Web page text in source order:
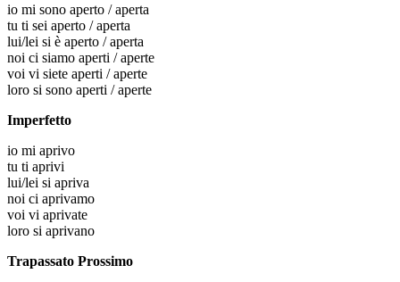
io mi sono aperto / aperta
tu ti sei aperto / aperta
lui/lei si è aperto / aperta
noi ci siamo aperti / aperte
voi vi siete aperti / aperte
loro si sono aperti / aperte
Imperfetto
io mi aprivo
tu ti aprivi
lui/lei si apriva
noi ci aprivamo
voi vi aprivate
loro si aprivano
Trapassato Prossimo